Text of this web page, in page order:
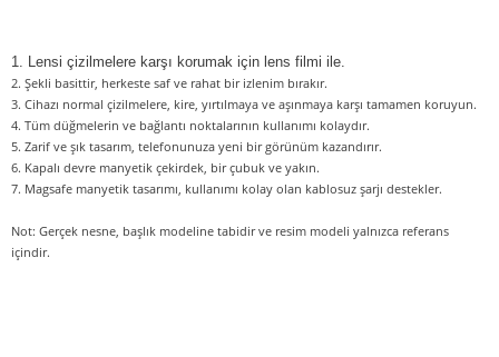
1. Lensi çizilmelere karşı korumak için lens filmi ile.
2. Şekli basittir, herkeste saf ve rahat bir izlenim bırakır.
3. Cihazı normal çizilmelere, kire, yırtılmaya ve aşınmaya karşı tamamen koruyun.
4. Tüm düğmelerin ve bağlantı noktalarının kullanımı kolaydır.
5. Zarif ve şık tasarım, telefonunuza yeni bir görünüm kazandırır.
6. Kapalı devre manyetik çekirdek, bir çubuk ve yakın.
7. Magsafe manyetik tasarımı, kullanımı kolay olan kablosuz şarjı destekler.
Not: Gerçek nesne, başlık modeline tabidir ve resim modeli yalnızca referans
içindir.